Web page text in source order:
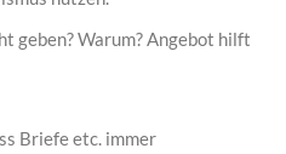
geben? Warum? Angebot hilft
Briefe etc. immer